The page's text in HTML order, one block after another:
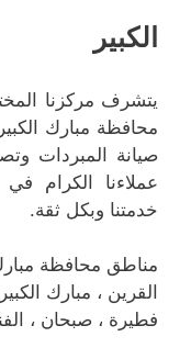
الكبير
يتشرف مركزنا
محافظة مبارك
صيانة المبردات
عملاءنا الكرام
خدمتنا وبكل ثقة.
مناطق محافظة
القرين ، مبارك
فطيرة ، صبحان ،